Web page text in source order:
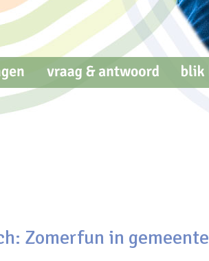
Zomerfun in gemeente